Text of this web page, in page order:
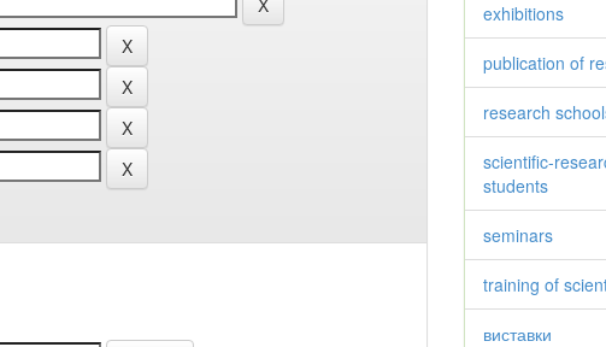
exhibitions
publication of
research
scientific-
students
seminars
training of
виставки